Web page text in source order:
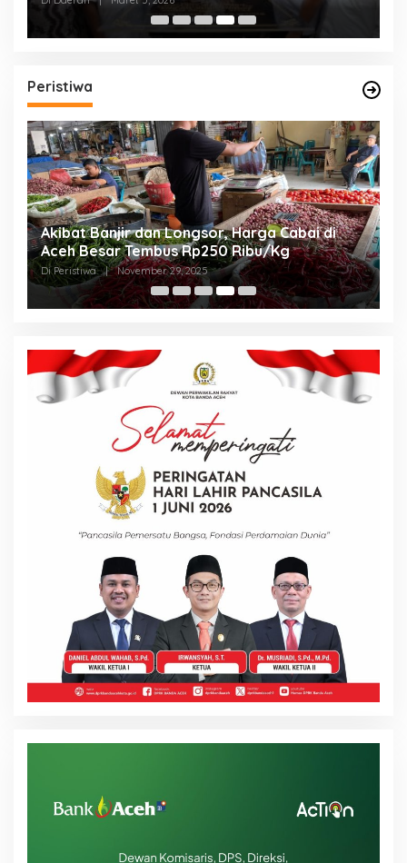
Peristiwa
BREAKING NEWS : Direktur RSUDZA dan Kadis
Kesehatan Aceh Mengundurkan Diri
Di Peristiwa | Agustus 25, 2025